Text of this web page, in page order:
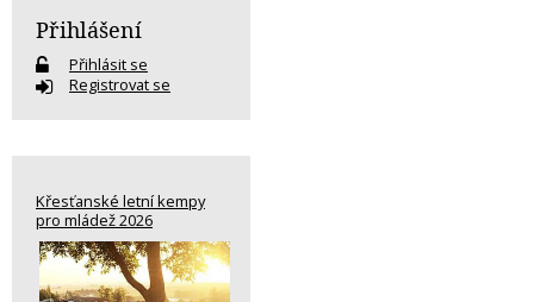
Přihlášení
Přihlásit se
Registrovat se
Křesťanské letní kempy
pro mládež 2026